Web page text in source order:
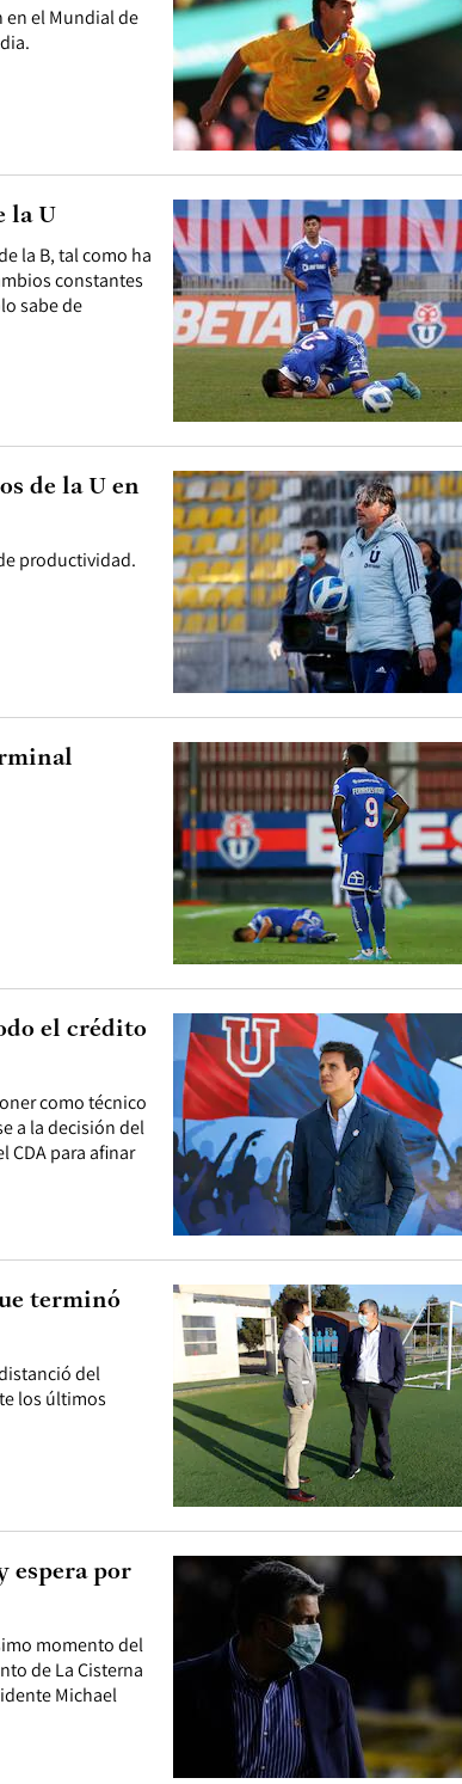
en el Mundial de
la B, tal como ha
constantes
sabe de
la U
productividad.
de la U en
como técnico
a la decisión del
CDA para afinar
el crédito
del
los últimos
terminó
momento del
de La Cisterna
Michael
espera por